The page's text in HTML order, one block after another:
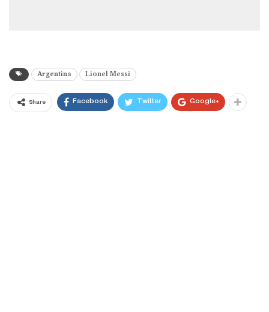
Argentina Lionel Messi
Share Facebook Twitter Google+